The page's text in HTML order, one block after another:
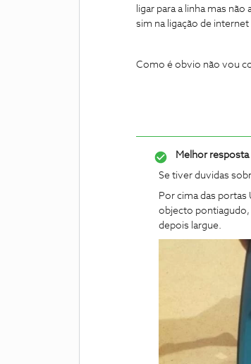
ligar para a linha mas
sim na ligação de
Como é obvio não vou
Melhor resposta
Se tiver duvidas
Por cima das
objecto pontiagudo,
depois largue.